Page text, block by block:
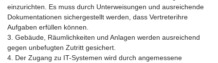
einzurichten. Es muss durch Unterweisungen und ausreichende
Dokumentationen sichergestellt werden, dass Vertreterihre
Aufgaben erfüllen können.
3. Gebäude, Räumlichkeiten und Anlagen werden ausreichend
gegen unbefugten Zutritt gesichert.
4. Der Zugang zu IT-Systemen wird durch angemessene